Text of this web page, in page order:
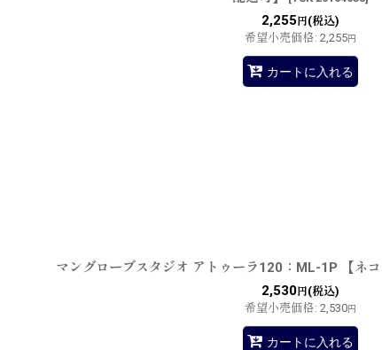
2,255 円(税込)
希望小売価格: 2,255円
カートに入れる
マングローブスタジオ アトゥーラ120：ML-1P 【ネコ
2,530円(税込)
希望小売価格: 2,530円
カートに入れる